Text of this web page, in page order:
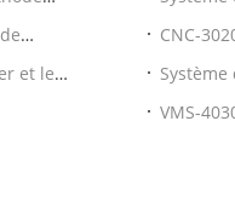
et le
CNC-
VMS-